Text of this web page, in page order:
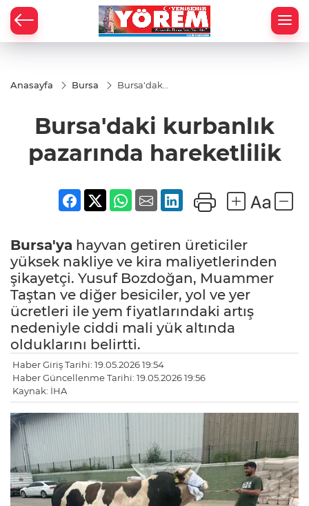
Anasayfa Bursa
Bursa'daki
hareketlilik
Bursa'daki kurbanlık
pazarında hareketlilik
Bursa'ya hayvan getiren üreticiler
yüksek nakliye ve kira maliyetlerinden
şikayetçi. Yusuf Bozdoğan, Muammer
Taştan ve diğer besiciler, yol ve yer
ücretleri ile yem fiyatlarındaki artış
nedeniyle ciddi mali yük altında
olduklarını belirtti.
Haber Giriş Tarihi: 19.05.2026 19:54
Haber Güncellenme Tarihi: 19.05.2026 19:56
Kaynak: İHA